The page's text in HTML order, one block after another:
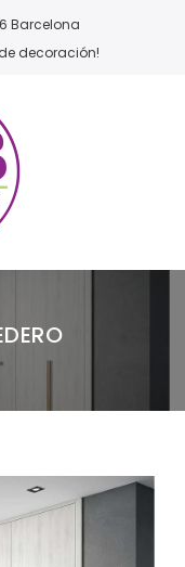
Barcelona
decoración!